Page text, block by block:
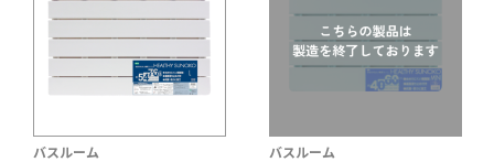
バスルーム バスルーム